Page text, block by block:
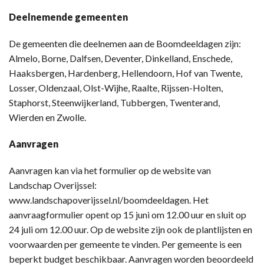
Deelnemende gemeenten
De gemeenten die deelnemen aan de Boomdeeldagen zijn:
Almelo, Borne, Dalfsen, Deventer, Dinkelland, Enschede,
Haaksbergen, Hardenberg, Hellendoorn, Hof van Twente,
Losser, Oldenzaal, Olst-Wijhe, Raalte, Rijssen-Holten,
Staphorst, Steenwijkerland, Tubbergen, Twenterand,
Wierden en Zwolle.
Aanvragen
Aanvragen kan via het formulier op de website van
Landschap Overijssel:
www.landschapoverijssel.nl/boomdeeldagen. Het
aanvraagformulier opent op 15 juni om 12.00 uur en sluit op
24 juli om 12.00 uur. Op de website zijn ook de plantlijsten en
voorwaarden per gemeente te vinden. Per gemeente is een
beperkt budget beschikbaar. Aanvragen worden beoordeeld